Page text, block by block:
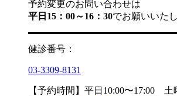
予約変更のお問い合わせは
平日15：00～16：30でお願いいたし
健診番号：
03-3309-8131
【予約時間】平日10:00〜17:00 土